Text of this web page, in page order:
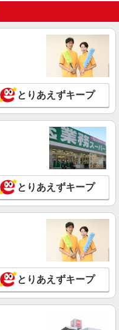
含む)＞
からもアクセス◎
詳細を見る
ーム◎上質な支援、納得の
円 ＜日払い有/週払い有/交
からもアクセス◎
詳細を見る
人間関係に悩まない職場
円 ＜日払い有/週払い有/交
含む)＞
字南町裡
とりあえずキープ
とりあえずキープ
とりあえずキープ